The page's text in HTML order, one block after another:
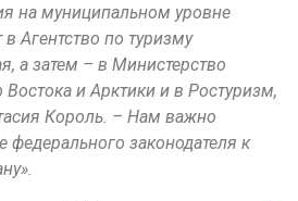
на муниципальном уровне
Агентство по туризму
а затем – в Министерство
и Арктики и в Ростуризм,
Король. – Нам важно
федерального законодателя к